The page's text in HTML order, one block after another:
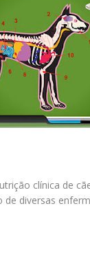
clínica de
diversas